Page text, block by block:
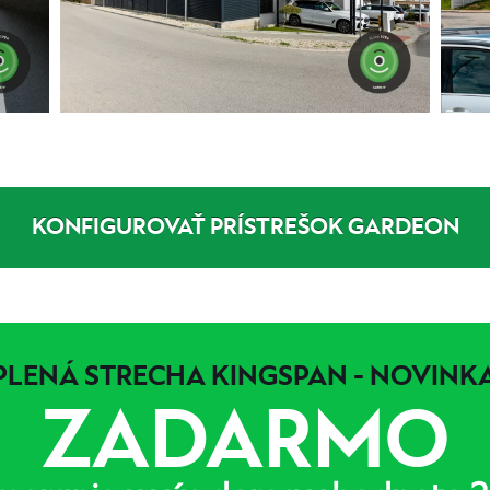
KONFIGUROVAŤ PRÍSTREŠOK GARDEON
STRECHA KINGSPAN -
ZADARMO